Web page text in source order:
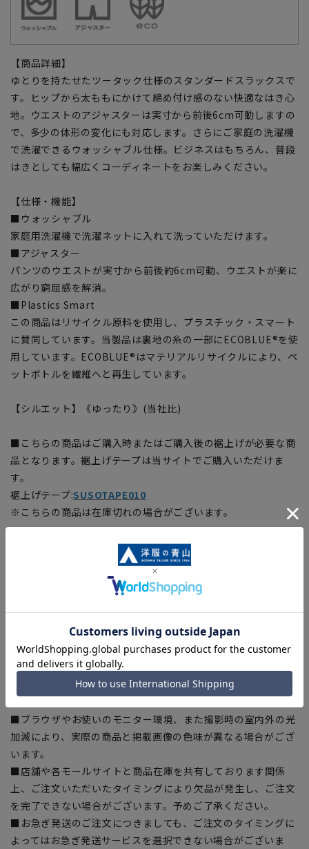
【商品詳細】
ゆとりを持たせたツータック仕様のスタンダードスラックスで
す。ヒップから太ももにかけて締め付け感のない快適なはき心
地。ウエストのアジャスターは実寸から前後6cm可動しますの
で、多少の体形の変化にも対応します。さらにご家庭の洗濯機
で洗濯できるウォッシャブル仕様。ビジネスはもちろん、普段
はきとしても幅広くコーディネートをお楽しみください。
【仕様・機能】
■ウォッシャブル
家庭用洗濯機で洗濯ネットに入れて洗っていただけます。
■アジャスター
パンツのウエストが実寸から前後約6cm可動、ウエストが楽に
広がり窮屈感を解消。
■Plastics Smart
この商品はリサイクル原料を使用し、プラスチック・スマート
に賛同しています。当製品は裏地の糸の一部にECOBLUE®を使
用しています。ECOBLUE®はマテリアルリサイクルにより、ペ
ットボトルを繊維へと再生しています。
【シルエット】《ゆったり》(当社比)
■こちらの商品はご購入時またはご購入後の裾上げが必要な商
品となります。裾上げテープは当サイトでご購入いただけま
す。
裾上げテープ:SUSOTAPE010
※こちらの商品は在庫切れの場合がございます。
【商品に関するご注意】
■商品画像はサンプルのため、色味やサイズ等の仕様に変更が
ある場合がございますので、予めご了承ください。
■ゆとり感には個人差があります。サイズ表を確認の上、ご購
入の目安としてご利用ください。
■生地や仕様・デザインにより、着用感や実際のサイズ表に若
干の誤差が生じる場合がございます。予めご了承ください。
■サイズスペックは仕上がりサイズを記載しております。一
部、商品現物におすすめサイズ(ヌードサイズ)を記載している
■ブラウザやお使いのモニター環境、また撮影時の室内外の光
加減により、実際の商品と掲載画像の色味が異なる場合がござ
います。
■店舗や各モールサイトと商品在庫を共有しております関係
上、ご注文いただいたタイミングにより欠品が発生し、ご注文
を完了できない場合がございます。予めご了承ください。
■お急ぎ発送のご注文につきましても、ご注文のタイミングに
よってはお急ぎ発送サービスを選択できない場合がございま